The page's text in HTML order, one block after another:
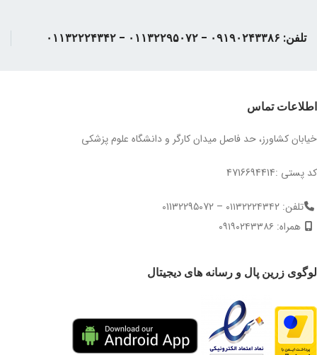
تلفن: ۰۹۱۹۰۲۴۳۳۸۶ - ۰۱۱۳۲۲۹۵۰۷۲ - ۰۱۱۳۲۲۲۴۳۴۲
اطلاعات تماس
خیابان کشاورز، حد فاصل میدان کارگر و دانشگاه علوم پزشکی
کد پستی :4716694414
تلفن: ۰۱۱۳۲۲۲۴۳۴۲ – 01132295072
همراه: ۰۹۱۹۰۲۴۳۳۸۶
لوگوی زرین پال و رسانه های دیجیتال